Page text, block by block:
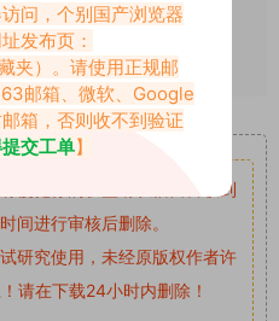
请注明出处！原文链接：
声明
侵犯你的权益请私信留言
收到
间进行审核后删除。
研究使用，未经原版权作者许
请在下载24小时内删除！
问，个别国产浏览器
发布页：
夹）。请使用正规邮
邮箱、微软、Google
箱，否则收不到验证
交工单】